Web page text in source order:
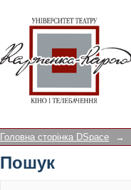
Головна сторінка DSpace →
Пошук